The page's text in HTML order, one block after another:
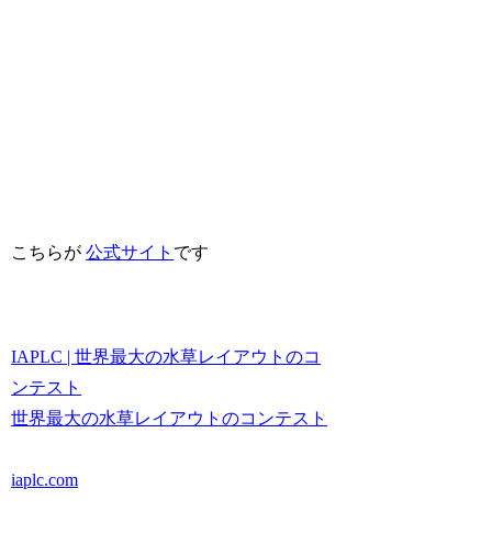
こちらが公式サイト です
IAPLC | 世界最大の水草レイアウトのコ
ンテスト
世界最大の水草レイアウトのコンテスト
iaplc.com